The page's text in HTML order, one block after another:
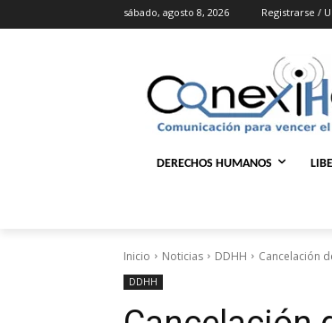
sábado, agosto 8, 2026 Registrarse /
DERECHOS HUMANOS
Inicio Noticias DDHH Cancelación
DDHH